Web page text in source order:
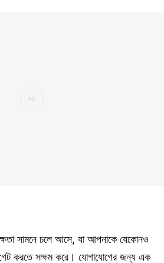
সামনে চলে আসে, যা আপনাকে যেকোনও
করতে সক্ষম করে। যোগাযোগের জন্য এক